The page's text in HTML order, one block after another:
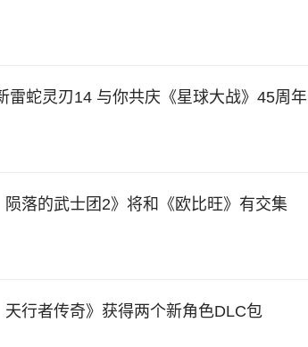
雷蛇灵刃14 与你共庆《星球大战》45周年
陨落的武士团2》将和《欧比旺》有交集
天行者传奇》获得两个新角色DLC包